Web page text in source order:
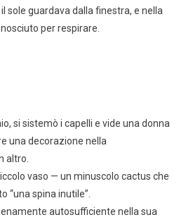
sole guardava dalla finestra, e nella
per respirare.
si sistemò i capelli e vide una donna
una decorazione nella
altro.
vaso — un minuscolo cactus che
“una spina inutile”.
autosufficiente nella sua